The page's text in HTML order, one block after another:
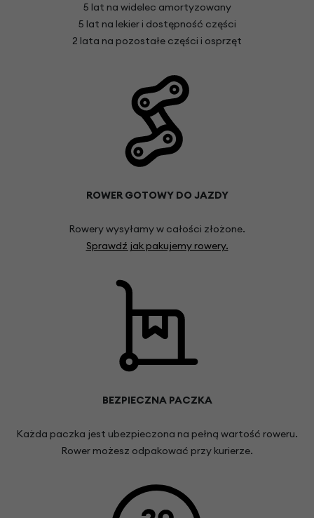
5 lat na widelec amortyzowany
5 lat na lekier i dostępność części
2 lata na pozostałe części i osprzęt
ROWER GOTOWY DO JAZDY
Rowery wysyłamy w całości złożone.
Sprawdź jak pakujemy rowery.
BEZPIECZNA PACZKA
Każda paczka jest ubezpieczona na pełną wartość roweru.
Rower możesz odpakować przy kurierze.